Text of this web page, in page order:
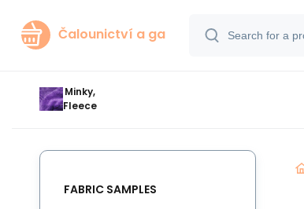
Čalounictví a ga
Minky,
Fleece
FABRIC SAMPLES